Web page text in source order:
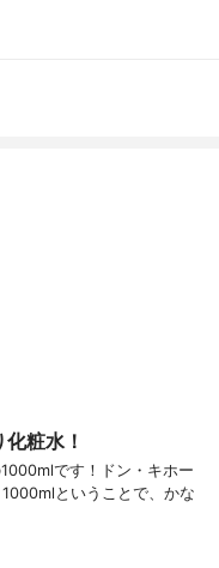
粧水！
です！ドン・キホー
ということで、かな